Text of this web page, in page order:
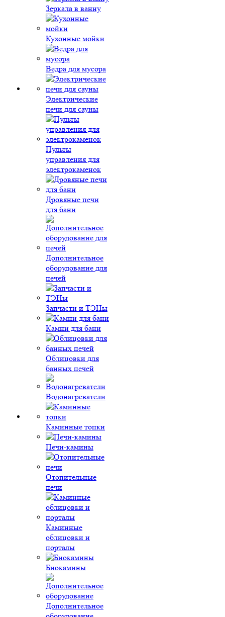
Зеркала в ванну
Кухонные мойки
Ведра для мусора
Электрические
печи для сауны
Пульты
управления для
электрокаменок
Дровяные печи
для бани
Дополнительное
оборудование для
печей
Запчасти и ТЭНы
Камни для бани
Облицовки для
банных печей
Водонагреватели
Каминные топки
Печи-камины
Отопительные
печи
Каминные
облицовки и
порталы
Биокамины
Дополнительное